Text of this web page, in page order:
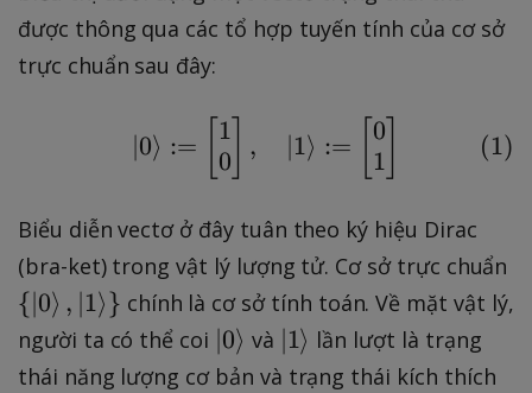
được thông qua các tổ hợp tuyến tính của cơ sở
trực chuẩn sau đây:
\ket{0} :=
∣0⟩ :=
1
0
, ∣1⟩ :=
0
1
(1)
Biểu diễn vectơ ở đây tuân theo ký hiệu Dirac
(bra-ket) trong vật lý lượng tử. Cơ sở trực chuẩn
{
{∣0⟩ , ∣1⟩} chính là cơ sở tính toán. Về mặt vật lý,
người ta có thể coi \
k
∣0⟩ và \
k
∣1⟩ lần lượt là trạng
thái năng lượng cơ bản và trạng thái kích thích